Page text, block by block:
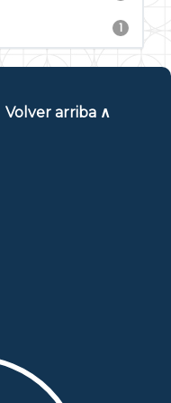
1
Volver arriba ∧